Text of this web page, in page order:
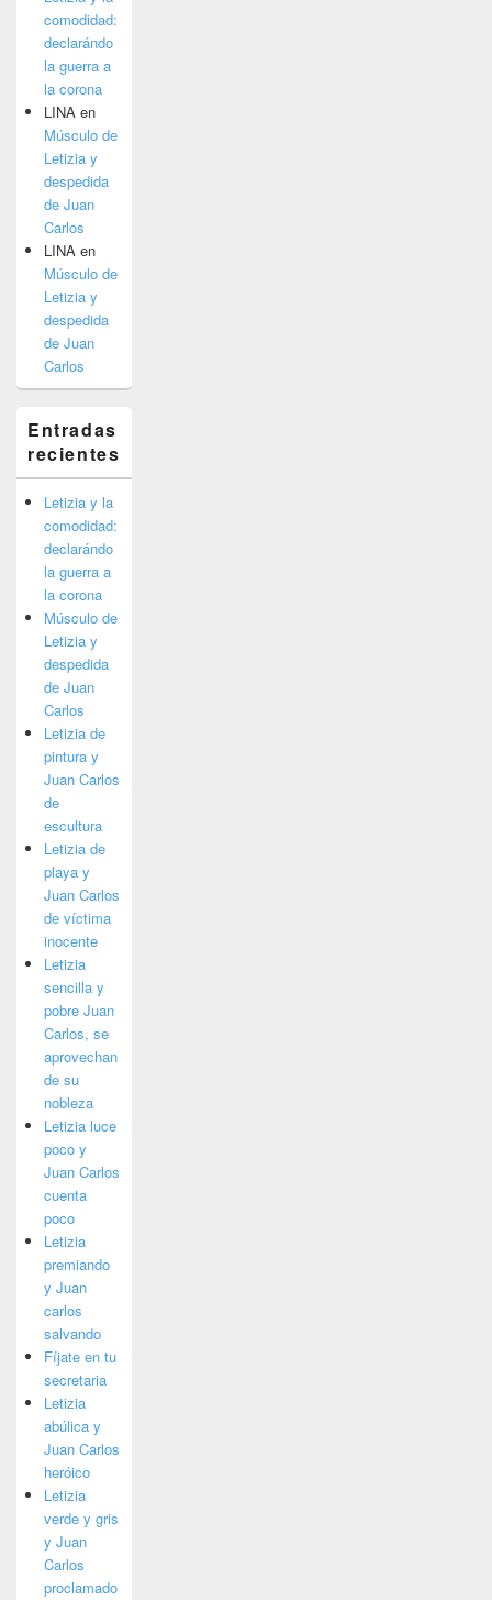
comodidad:
declarándo
la guerra a
la corona
LINA en
Músculo de
Letizia y
despedida
de Juan
Carlos
LINA en
Músculo de
Letizia y
despedida
de Juan
Carlos
Entradas
recientes
Letizia y la
comodidad:
declarándo
la guerra a
la corona
Músculo de
Letizia y
despedida
de Juan
Carlos
Letizia de
pintura y
Juan Carlos
de
escultura
Letizia de
playa y
Juan Carlos
de víctima
inocente
Letizia
sencilla y
pobre Juan
Carlos, se
aprovechan
de su
nobleza
Letizia luce
poco y
Juan Carlos
cuenta
poco
Letizia
premiando
y Juan
carlos
salvando
Fíjate en tu
secretaria
Letizia
abúlica y
Juan Carlos
heróico
Letizia
verde y gris
y Juan
Carlos
proclamado